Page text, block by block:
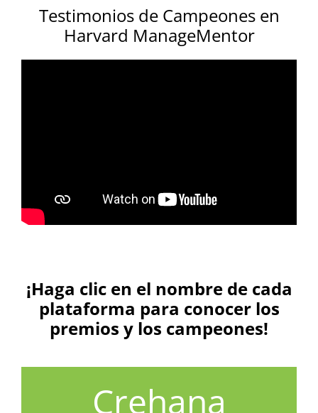
Testimonios de Campeones en
Harvard ManageMentor
¡Haga clic en el nombre de cada
plataforma para conocer los
premios y los campeones!
Crehana